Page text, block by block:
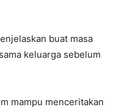
buat masa
keluarga sebelum
mampu menceritakan